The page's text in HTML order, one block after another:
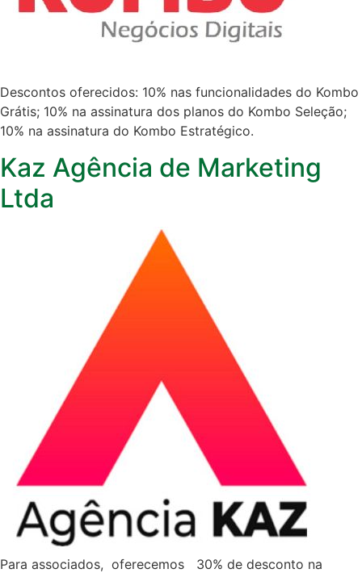
Descontos oferecidos: 10% nas funcionalidades do Kombo
Grátis; 10% na assinatura dos planos do Kombo Seleção;
10% na assinatura do Kombo Estratégico.
Kaz Agência de Marketing
Ltda
Para associados, oferecemos 30% de desconto na